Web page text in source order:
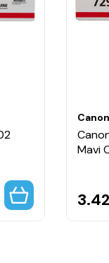
Canon
Mavi